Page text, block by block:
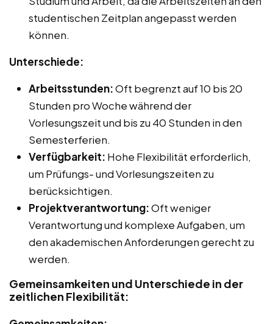
studentischen Zeitplan angepasst werden
können.
Unterschiede:
Arbeitsstunden:Oft begrenzt auf 10 bis 20
Stunden pro Woche während der
Vorlesungszeit und bis zu 40 Stunden in den
Semesterferien.
Verfügbarkeit: Hohe Flexibilität erforderlich,
um Prüfungs- und Vorlesungszeiten zu
berücksichtigen.
Projektverantwortung:Oft weniger
Verantwortung und komplexe Aufgaben, um
den akademischen Anforderungen gerecht zu
werden.
Gemeinsamkeiten und Unterschiede in der
zeitlichen Flexibilität: